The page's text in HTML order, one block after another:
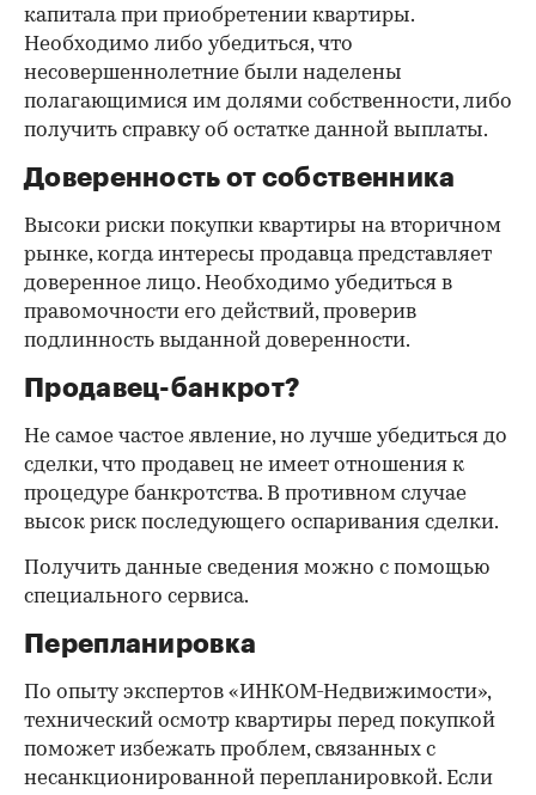
капитала при приобретении квартиры.
Необходимо либо убедиться, что
несовершеннолетние были наделены
полагающимися им долями собственности, либо
получить справку об остатке данной выплаты.
Доверенность от собственника
Высоки риски покупки квартиры на вторичном
рынке, когда интересы продавца представляет
доверенное лицо. Необходимо убедиться в
правомочности его действий, проверив
подлинность выданной доверенности.
Продавец-банкрот?
Не самое частое явление, но лучше убедиться до
сделки, что продавец не имеет отношения к
процедуре банкротства. В противном случае
высок риск последующего оспаривания сделки.
Получить данные сведения можно с помощью
специального сервиса.
Перепланировка
По опыту экспертов «ИНКОМ-Недвижимости»,
технический осмотр квартиры перед покупкой
поможет избежать проблем, связанных с
несанкционированной перепланировкой. Если